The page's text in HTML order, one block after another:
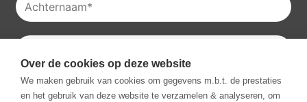
Je kan onzeprivacyverklaringraadplegen en je kan je ook
altijd uitschrijven voor onze nieuwsbrieven.
Over de cookies op deze website
We maken gebruik van cookies om gegevens m.b.t. de prestaties
en het gebruik van deze website te verzamelen & analyseren, om